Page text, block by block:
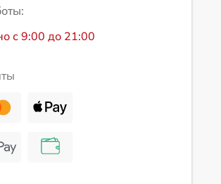
с 9:00 до 21:00